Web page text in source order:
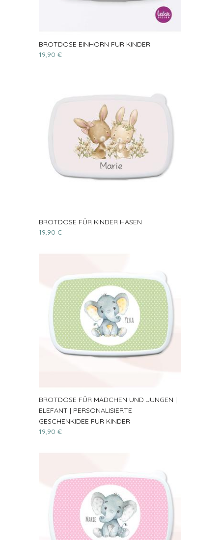
BROTDOSE EINHORN FÜR KINDER
19,90 €
BROTDOSE FÜR KINDER HASEN
19,90 €
BROTDOSE FÜR MÄDCHEN UND JUNGEN |
ELEFANT | PERSONALISIERTE
GESCHENKIDEE FÜR KINDER
19,90 €